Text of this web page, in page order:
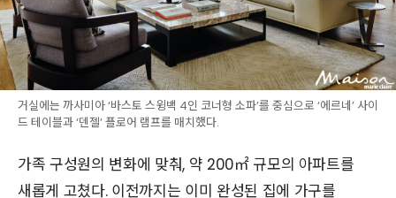
거실에는 까사미아 ‘바스토 스윙백 4인 코너형 소파’를 중심으로 ‘에르네’ 사이
드 테이블과 ‘덴젤’ 플로어 램프를 매치했다.
가족 구성원의 변화에 맞춰, 약 200㎡ 규모의 아파트를
새롭게 고쳤다. 이전까지는 이미 완성된 집에 가구를